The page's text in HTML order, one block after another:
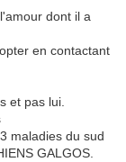
dont il a
en contactant
et pas lui.
maladies du sud
GALGOS.